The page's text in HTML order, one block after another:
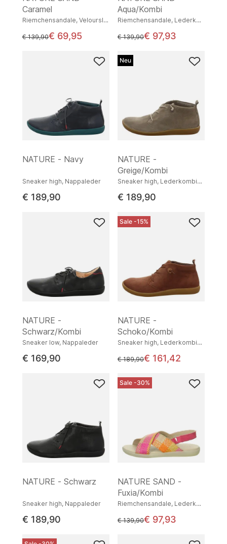
Caramel
Riemchensandale, Veloursleder
statt
€ 139,90€ 69,95
Aqua/Kombi
Riemchensandale, Lederkombination
statt
€ 139,90€ 97,93
NATURE - Navy
Sneaker high, Nappaleder
€ 189,90
Neu
NATURE -
Greige/Kombi
Sneaker high, Lederkombination
€ 189,90
NATURE -
Schwarz/Kombi
Sneaker low, Nappaleder
€ 169,90
Sale -15%
NATURE -
Schoko/Kombi
Sneaker high, Lederkombination
statt
€ 189,90€ 161,42
NATURE - Schwarz
Sneaker high, Nappaleder
€ 189,90
Sale -30%
NATURE SAND -
Fuxia/Kombi
Riemchensandale, Lederkombination
statt
€ 139,90€ 97,93